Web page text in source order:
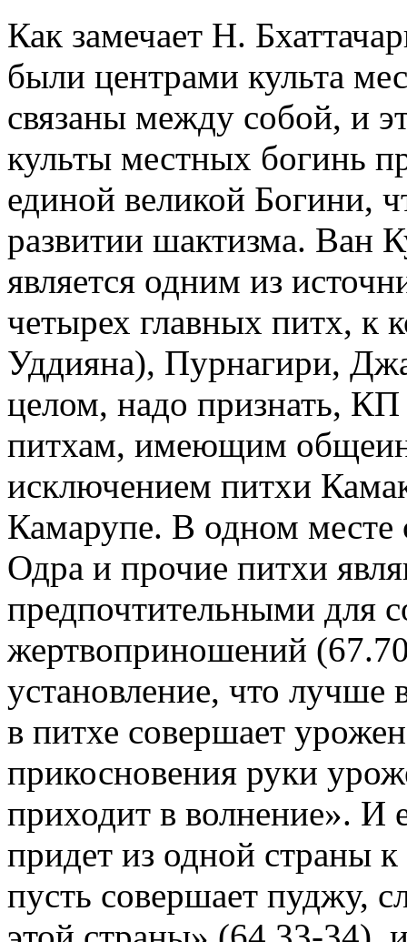
Как замечает Н.
были центрами культа
связаны между собой, и
культы местных богинь
единой великой Богини,
развитии шактизма. Ван
является одним из
четырех главных питх, к
Уддияна), Пурнагири,
целом, надо признать,
питхам, имеющим
исключением питхи
Камарупе. В одном месте
Одра и прочие питхи
предпочтительными для
жертвоприношений
установление, что лучше
в питхе совершает
прикосновения руки
приходит в волнение». И
придет из одной страны
пусть совершает пуджу,